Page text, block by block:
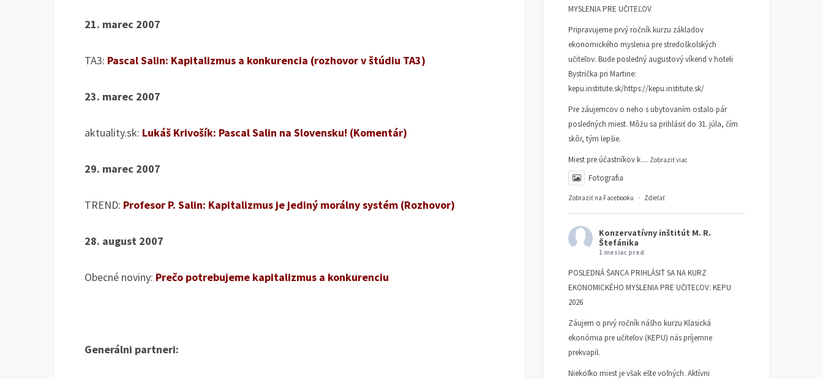
21. marec 2007
TA3: Pascal Salin: Kapitalizmus a konkurencia (rozhovor v štúdiu TA3)
23. marec 2007
aktuality.sk: Lukáš Krivošík: Pascal Salin na Slovensku! (Komentár)
29. marec 2007
TREND: Profesor P. Salin: Kapitalizmus je jediný morálny systém (Rozhovor)
28. august 2007
Obecné noviny: Prečo potrebujeme kapitalizmus a konkurenciu
Generálni partneri:
MYSLENIA PRE UČITEĽOV
Pripravujeme prvý ročník kurzu základov
ekonomického myslenia pre stredoškolských
učiteľov. Bude posledný augustový víkend v hoteli
Bystrička pri Martine:
kepu.institute.sk/https://kepu.institute.sk/
Pre záujemcov o neho s ubytovaním ostalo pár
posledných miest. Môžu sa prihlásiť do 31. júla, čím
skôr, tým lepšie.
Miest pre účastníkov k ... Zobraziť viac
Fotografia
Zobraziť na Facebooku · Zdieľať
Konzervatívny inštitút M. R.
Štefánika
1 mesiac pred
POSLEDNÁ ŠANCA PRIHLÁSIŤ SA NA KURZ
EKONOMICKÉHO MYSLENIA PRE UČITEĽOV: KEPU
2026
Záujem o prvý ročník nášho kurzu Klasická
ekonómia pre učiteľov (KEPU) nás príjemne
prekvapil.
Niekoľko miest je však ešte voľných. Aktívni